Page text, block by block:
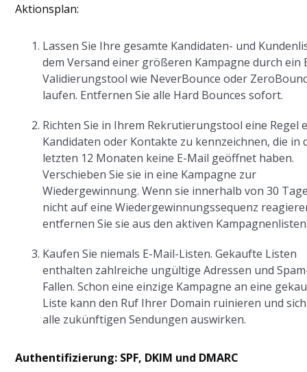
Aktionsplan:
Lassen Sie Ihre gesamte Kandidaten- und
dem Versand einer größeren Kampagne durch ein
Validierungstool wie NeverBounce oder
laufen. Entfernen Sie alle Hard Bounces sofort.
Richten Sie in Ihrem Rekrutierungstool eine Regel
Kandidaten oder Kontakte zu kennzeichnen, die in
letzten 12 Monaten keine E-Mail geöffnet haben.
Verschieben Sie sie in eine Kampagne zur
Wiedergewinnung. Wenn sie innerhalb von 30
nicht auf eine Wiedergewinnungssequenz
entfernen Sie sie aus den aktiven
Kaufen Sie niemals E-Mail-Listen. Gekaufte Listen
enthalten zahlreiche ungültige Adressen und
Fallen. Schon eine einzige Kampagne an eine
Liste kann den Ruf Ihrer Domain ruinieren und
alle zukünftigen Sendungen auswirken.
Authentifizierung: SPF, DKIM und DMARC